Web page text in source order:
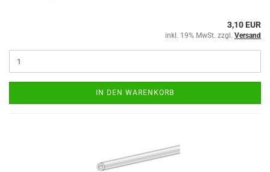
3,10 EUR
inkl. 19% MwSt. zzgl. Versand
IN DEN WARENKORB